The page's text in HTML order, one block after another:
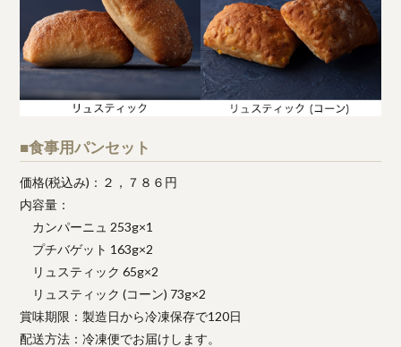
■食事用パンセット
価格(税込み)：２，７８６円
内容量：
カンパーニュ 253g×1
プチバゲット 163g×2
リュスティック 65g×2
リュスティック (コーン) 73g×2
賞味期限：製造日から冷凍保存で120日
配送方法：冷凍便でお届けします。